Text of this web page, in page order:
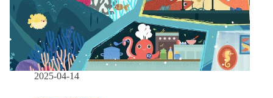
持
有
價
值
的
選
2025-04-14